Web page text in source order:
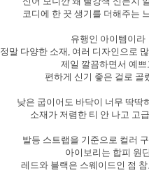
코디에 한 끗 생기를 더해주는
유행인 아이템이라
정말 다양한 소재, 여러 디자인으로
제일 깔끔하면서 예쁘
편하게 신기 좋은 걸로 골
낮은 굽이어도 바닥이 너무 딱딱
소재가 저렴한 티 안 나고 고
발등 스트랩을 기준으로 컬러
아이보리는 합피 원
레드와 블랙은 스웨이드인 점